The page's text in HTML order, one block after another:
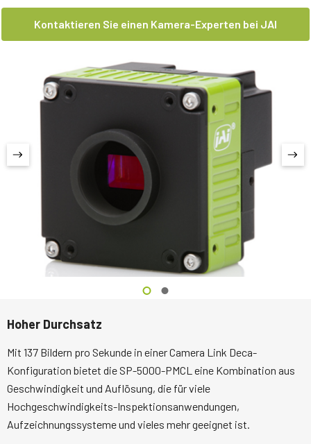
Kontaktieren Sie einen Kamera-Experten bei JAI
Hoher Durchsatz
Mit 137 Bildern pro Sekunde in einer Camera Link Deca-
Konfiguration bietet die SP-5000-PMCL eine Kombination aus
Geschwindigkeit und Auflösung, die für viele
Hochgeschwindigkeits-Inspektionsanwendungen,
Aufzeichnungssysteme und vieles mehr geeignet ist.